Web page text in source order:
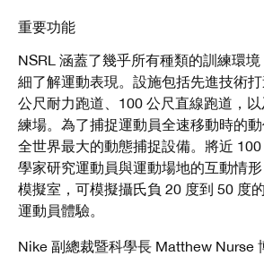
重要功能
NSRL 涵蓋了幾乎所有種類的訓練環
細了解運動表現。設施包括先進技術
公尺耐力跑道、100 公尺直線跑道，
練場。為了捕捉運動員全速移動時的
全世界最大的動態捕捉設備。將近
學家研究運動員與運動場地的互動情
模擬室，可模擬攝氏負 20 度到 50 度
運動員體驗。
Nike 副總裁暨科學長 Matthew Nurse